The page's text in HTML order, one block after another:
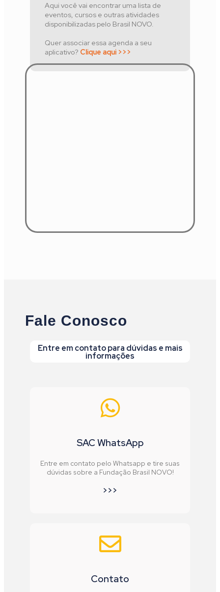
Aqui você vai encontrar uma lista de
eventos, cursos e outras atividades
disponibilizadas pelo Brasil NOVO.
Quer associar essa agenda a seu
aplicativo? Clique aqui >>>
Fale Conosco
Entre em contato para dúvidas e mais
informações
SAC WhatsApp
Entre em contato pelo Whatsapp e tire suas
dúvidas sobre a Fundação Brasil NOVO!
>>>
Contato